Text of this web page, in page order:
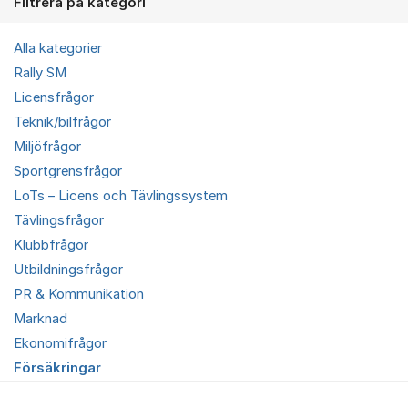
Alla kategorier
Rally SM
Licensfrågor
Teknik/bilfrågor
Miljöfrågor
Sportgrensfrågor
LoTs – Licens och Tävlingssystem
Tävlingsfrågor
Klubbfrågor
Utbildningsfrågor
PR & Kommunikation
Marknad
Ekonomifrågor
Försäkringar